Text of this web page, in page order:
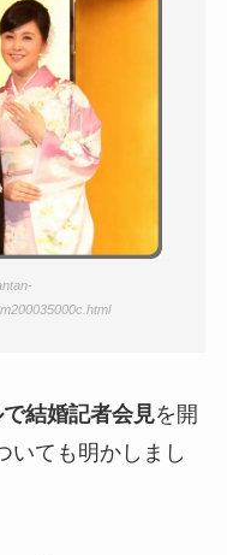
理由も調査！
旦那・森下一喜
社長で資産がヤ
情報も調査！
コーディが結婚
？馴れ初めや年
由も調査！
旦那・大西翔の
？結婚相手との
結婚記者会見を開
いても明かしまし